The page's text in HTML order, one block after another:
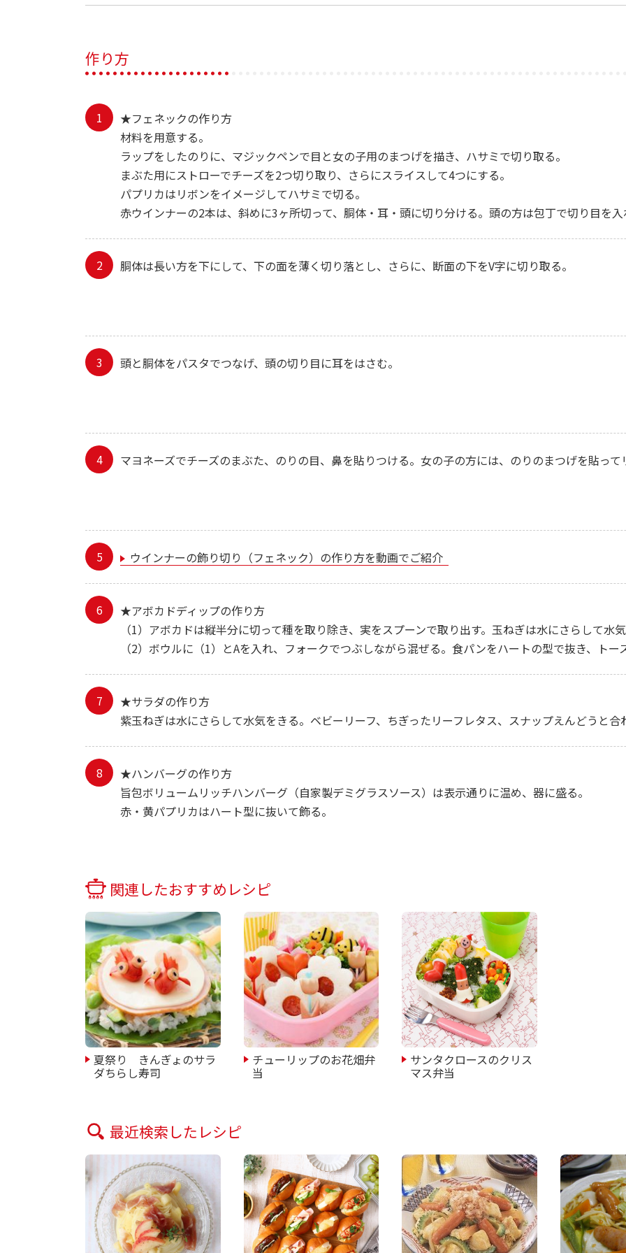
作り方
★フェネックの作り方
材料を用意する。
ラップをしたのりに、マジックペンで目と女の子用のまつげを描き、ハサミで切り取る。
まぶた用にストローでチーズを2つ切り取り、さらにスライスして4つにする。
パプリカはリボンをイメージしてハサミで切る。
赤ウインナーの2本は、斜めに3ヶ所切って、胴体・耳・頭に切り分ける。頭の方は包丁で切り目を
胴体は長い方を下にして、下の面を薄く切り落とし、さらに、断面の下をV字に切り取る。
頭と胴体をパスタでつなげ、頭の切り目に耳をはさむ。
マヨネーズでチーズのまぶた、のりの目、鼻を貼りつける。女の子の方には、のりのまつげを貼っ
ウインナーの飾り切り（フェネック）の作り方を動画でご紹介
★アボカドディップの作り方
（1）アボカドは縦半分に切って種を取り除き、実をスプーンで取り出す。玉ねぎは水にさらして水
（2）ボウルに（1）とAを入れ、フォークでつぶしながら混ぜる。食パンをハートの型で抜き、ト
★サラダの作り方
紫玉ねぎは水にさらして水気をきる。ベビーリーフ、ちぎったリーフレタス、スナップえんどうと合
★ハンバーグの作り方
旨包ボリュームリッチハンバーグ（自家製デミグラスソース）は表示通りに温め、器に盛る。
赤・黄パプリカはハート型に抜いて飾る。
関連したおすすめレシピ
夏祭り きんぎょのサラ
ダちらし寿司
チューリップのお花畑弁
当
サンタクロースのクリス
マス弁当
最近検索したレシピ